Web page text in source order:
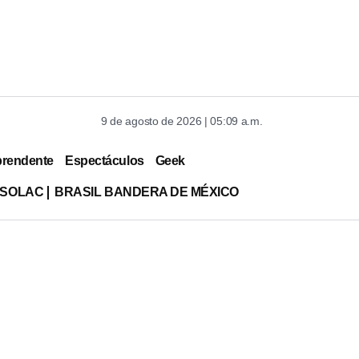
9 de agosto de 2026 | 05:09 a.m.
Espectáculos Geek
BRASIL BANDERA DE MÉXICO